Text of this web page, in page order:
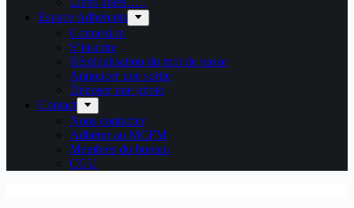
Espace Adhérents
Connexion
S’inscrire
Réinitialisation du mot de passe
Annoncer une sortie
Déposer une photo
Contact
Nous contacter
Adhérer au MCFM
Membres du bureau
CGU